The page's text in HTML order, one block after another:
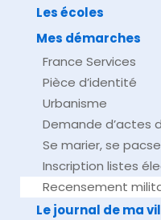
Les écoles
Mes démarches
France Services
Pièce d’identité
Urbanisme
Demande d’actes
Se marier, se
Inscription listes
Recensement
Le journal de ma